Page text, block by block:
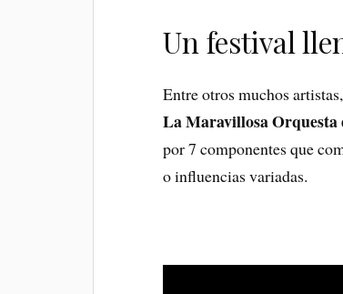
Un festival
Entre otros muchos
La Maravillosa Orquesta
por 7 componentes que
o influencias variadas.